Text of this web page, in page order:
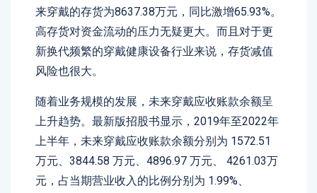
来穿戴的存货为8637.38万元，同比激增65.93%。
高存货对资金流动的压力无疑更大。而且对于更
新换代频繁的穿戴健康设备行业来说，存货减值
风险也很大。
随着业务规模的发展，未来穿戴应收账款余额呈
上升趋势。最新版招股书显示，2019年至2022年
上半年，未来穿戴应收账款余额分别为 1572.51
万元、3844.58 万元、4896.97 万元、 4261.03万
元，占当期营业收入的比例分别为 1.99%、